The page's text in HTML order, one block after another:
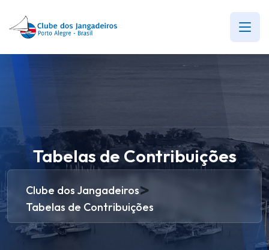
Tabelas de Contribuições
Clube dos Jangadeiros>
Tabelas de Contribuições